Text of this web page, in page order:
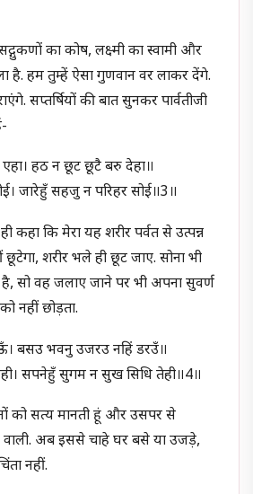
का कोष, लक्ष्मी का स्वामी और
है. हम तुम्हें ऐसा गुणवान वर लाकर देंगे.
सप्तर्षियों की बात सुनकर पार्वतीजी
हठ न छूट छूटै बरु देहा॥
जारेहुँ सहजु न परिहर सोई॥3॥
कि मेरा यह शरीर पर्वत से उत्पन्न
शरीर भले ही छूट जाए. सोना भी
है, सो वह जलाए जाने पर भी अपना सुवर्ण
नहीं छोड़ता.
बसउ भवनु उजरउ नहिं डरउँ॥
सपनेहुँ सुगम न सुख सिधि तेही॥4॥
को सत्य मानती हूं और उसपर से
अब इससे चाहे घर बसे या उजड़े,
नहीं.